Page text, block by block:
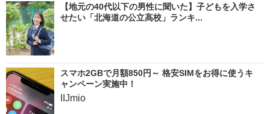
【地元の40代以下の男性に聞いた】子どもを入学さ
せたい「北海道の公立高校」ランキ...
スマホ2GBで月額850円～ 格安SIMをお得に使うキ
ャンペーン実施中！
IIJmio